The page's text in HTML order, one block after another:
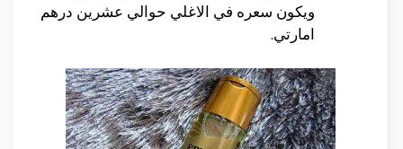
ويكون سعره في الاغلي حوالي عشرين درهم
امارتي.